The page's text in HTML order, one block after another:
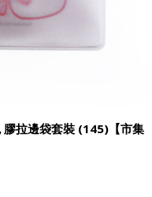
拉邊袋套裝 (145)【市集